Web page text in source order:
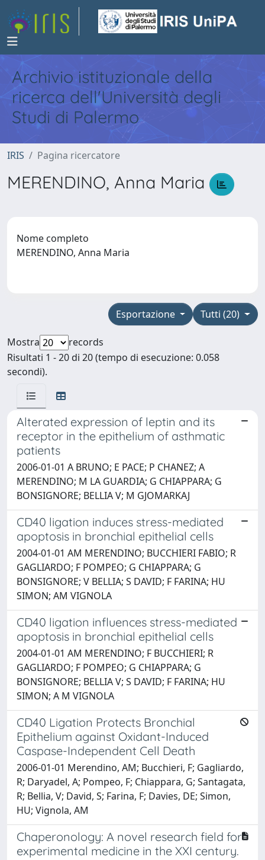
Archivio istituzionale della
ricerca dell'Università degli
Studi di Palermo
IRIS Pagina ricercatore
MERENDINO, Anna Maria
Nome completo
MERENDINO, Anna Maria
Tutti (20)
Esportazione
Mostra
records
Risultati 1 - 20 di 20 (tempo di esecuzione: 0.058
secondi).
Alterated expression of leptin and its
receptor in the epithelium of asthmatic
patients
2006-01-01 A BRUNO; E PACE; P CHANEZ; A
MERENDINO; M LA GUARDIA; G CHIAPPARA; G
BONSIGNORE; BELLIA V; M GJOMARKAJ
CD40 ligation induces stress-mediated
apoptosis in bronchial epithelial cells
2004-01-01 AM MERENDINO; BUCCHIERI FABIO; R
GAGLIARDO; F POMPEO; G CHIAPPARA; G
BONSIGNORE; V BELLIA; S DAVID; F FARINA; HU
SIMON; AM VIGNOLA
CD40 ligation influences stress-mediated
apoptosis in bronchial epithelial cells
2004-01-01 AM MERENDINO; F BUCCHIERI; R
GAGLIARDO; F POMPEO; G CHIAPPARA; G
BONSIGNORE; BELLIA V; S DAVID; F FARINA; HU
SIMON; A M VIGNOLA
CD40 Ligation Protects Bronchial
Epithelium against Oxidant-Induced
Caspase-Independent Cell Death
2006-01-01 Merendino, AM; Bucchieri, F; Gagliardo,
R; Daryadel, A; Pompeo, F; Chiappara, G; Santagata,
R; Bellia, V; David, S; Farina, F; Davies, DE; Simon,
HU; Vignola, AM
Chaperonology: A novel research field for
experimental medicine in the XXI century.